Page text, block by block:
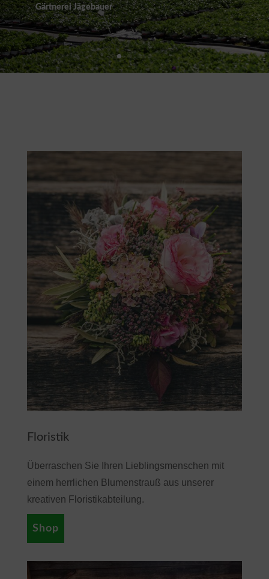
Gärtnerei Jägebauer
Floristik
Überraschen Sie Ihren Lieblingsmenschen mit
einem herrlichen Blumenstrauß aus unserer
kreativen Floristikabteilung.
Shop